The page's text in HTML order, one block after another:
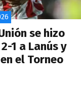
se hizo
1 a Lanús y
el Torneo